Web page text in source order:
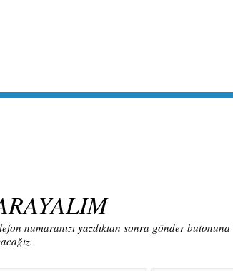
numaranızı yazdıktan sonra gönder